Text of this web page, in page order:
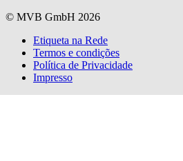
© MVB GmbH 2026
Etiqueta na Rede
Termos e condições
Política de Privacidade
Impresso